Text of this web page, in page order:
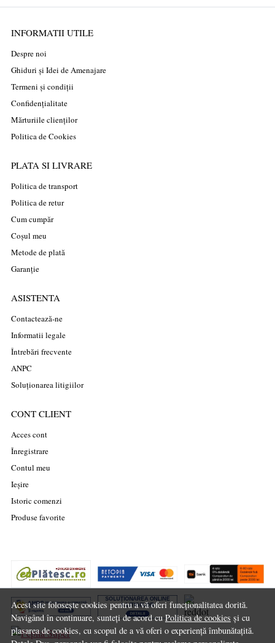
Acest site folosește cookies pentru a vă oferi funcționalitatea dorită.
Navigând în continuare, sunteți de acord cuPolitica de cookies și cu
plasarea de cookies, cu scopul de a vă oferi o experiență îmbunătațită.
INFORMATII UTILE
Despre noi
Ghiduri și Idei de Amenajare
Termeni și condiții
Confidențialitate
Mărturiile clienților
Politica de Cookies
PLATA SI LIVRARE
Politica de transport
Politica de retur
Cum cumpăr
Coșul meu
Metode de plată
Garanție
ASISTENTA
Contactează-ne
Informatii legale
Întrebări frecvente
ANPC
Soluționarea litigiilor
CONT CLIENT
Acces cont
Înregistrare
Contul meu
Ieșire
Istoric comenzi
Produse favorite